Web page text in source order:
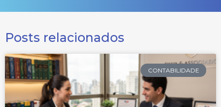
Posts relacionados
CONTABILIDADE